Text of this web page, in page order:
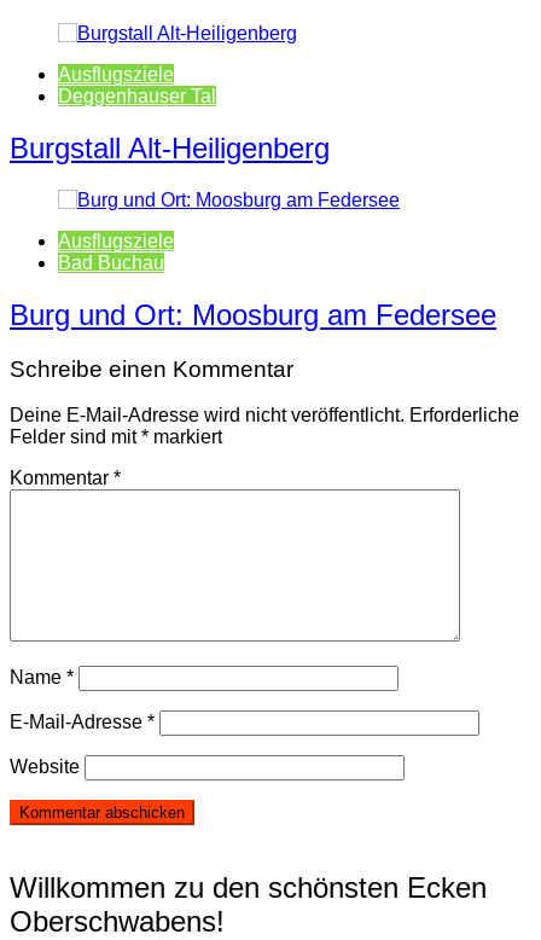
Ausflugsziele
Deggenhauser Tal
Burgstall Alt-Heiligenberg
Ausflugsziele
Bad Buchau
Burg und Ort: Moosburg am Federsee
Schreibe einen Kommentar
Deine E-Mail-Adresse wird nicht veröffentlicht. Erforderliche
Felder sind mit* markiert
Kommentar *
Name *
E-Mail-Adresse *
Website
Willkommen zu den schönsten Ecken
Oberschwabens!